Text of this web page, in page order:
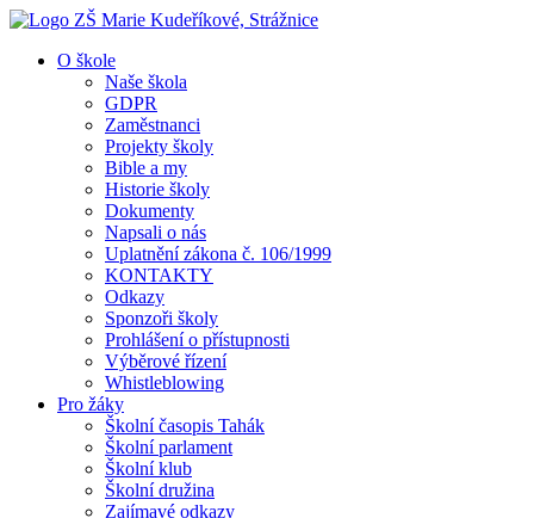
O škole
Naše škola
GDPR
Zaměstnanci
Projekty školy
Bible a my
Historie školy
Dokumenty
Napsali o nás
Uplatnění zákona č. 106/1999
KONTAKTY
Odkazy
Sponzoři školy
Prohlášení o přístupnosti
Výběrové řízení
Whistleblowing
Pro žáky
Školní časopis Tahák
Školní parlament
Školní klub
Školní družina
Zajímavé odkazy